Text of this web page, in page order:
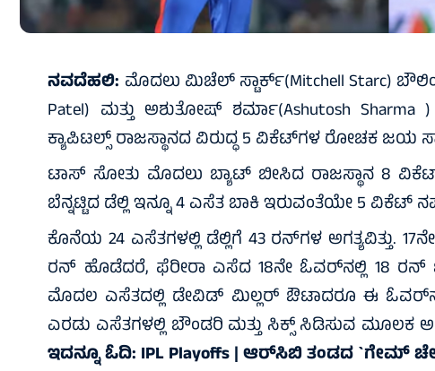
ನವದೆಹಲಿ: ಮೊದಲು ಮಿಚೆಲ್ ಸ್ಟಾರ್ಕ್(Mitchell Starc)
Patel) ಮತ್ತು ಅಶುತೋಷ್‌ ಶರ್ಮಾ(Ashutosh
ಕ್ಯಾಪಿಟಲ್ಸ್‌ ರಾಜಸ್ಥಾನದ ವಿರುದ್ಧ 5 ವಿಕೆಟ್‌ಗಳ ರೋಚಕ ಜಯ
ಟಾಸ್‌ ಸೋತು ಮೊದಲು ಬ್ಯಾಟ್‌ ಬೀಸಿದ ರಾಜಸ್ಥಾನ 8 ವಿಕೆಟ್‌
ಬೆನ್ನಟ್ಟಿದ ಡೆಲ್ಲಿ ಇನ್ನೂ 4 ಎಸೆತ ಬಾಕಿ ಇರುವಂತೆಯೇ 5 ವಿಕೆಟ್‌
ಕೊನೆಯ 24 ಎಸೆತಗಳಲ್ಲಿ ಡೆಲ್ಲಿಗೆ 43 ರನ್‌ಗಳ ಅಗತ್ಯವಿತ್ತು.
ರನ್‌ ಹೊಡೆದರೆ, ಫೆರೀರಾ ಎಸೆದ 18ನೇ ಓವರ್‌ನಲ್ಲಿ 18 ರನ್‌
ಮೊದಲ ಎಸೆತದಲ್ಲಿ ಡೇವಿಡ್‌ ಮಿಲ್ಲರ್‌ ಔಟಾದರೂ ಈ
ಎರಡು ಎಸೆತಗಳಲ್ಲಿ ಬೌಂಡರಿ ಮತ್ತು ಸಿಕ್ಸ್‌ ಸಿಡಿಸುವ ಮೂಲಕ
ಇದನ್ನೂ ಓದಿ: IPL Playoffs | ಆರ್‌ಸಿಬಿ ತಂಡದ `ಗೇಮ್‌